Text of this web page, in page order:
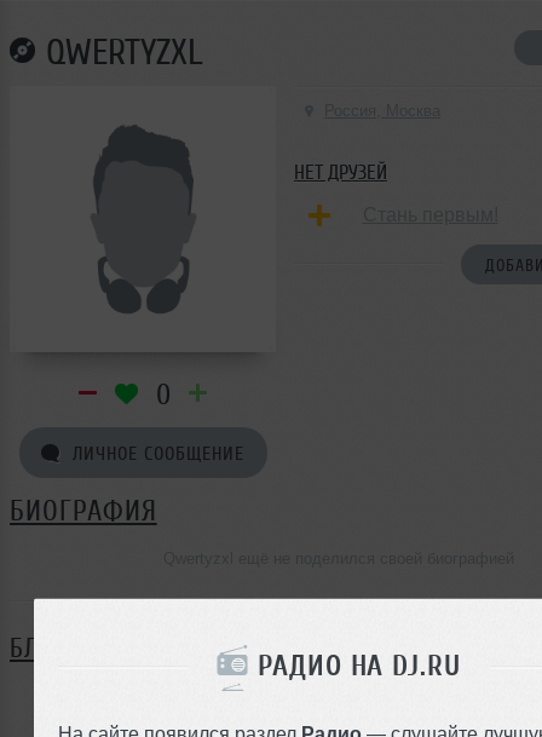
РАДИО НА DJ.RU
На сайте появился раздел Радио — слушайте
QWERTYZXL
0
ЛИЧНОЕ СООБЩЕНИЕ
НЕТ ДРУЗЕЙ
БИОГРАФИЯ
БЛОГ